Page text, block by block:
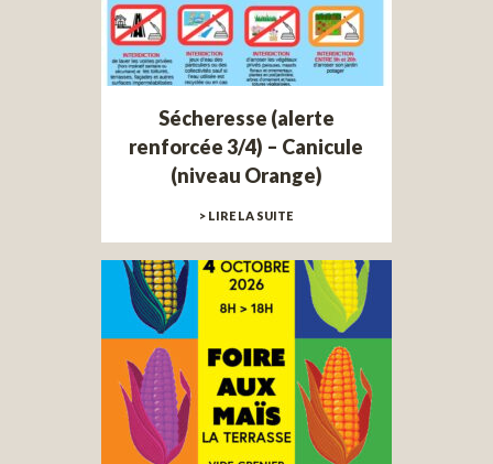
Sécheresse (alerte
renforcée 3/4) – Canicule
(niveau Orange)
> LIRE LA SUITE